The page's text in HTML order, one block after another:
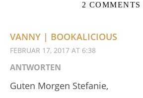
2 COMMENTS
VANNY | BOOKALICIOUS
FEBRUAR 17, 2017 AT 6:38
ANTWORTEN
Guten Morgen Stefanie,